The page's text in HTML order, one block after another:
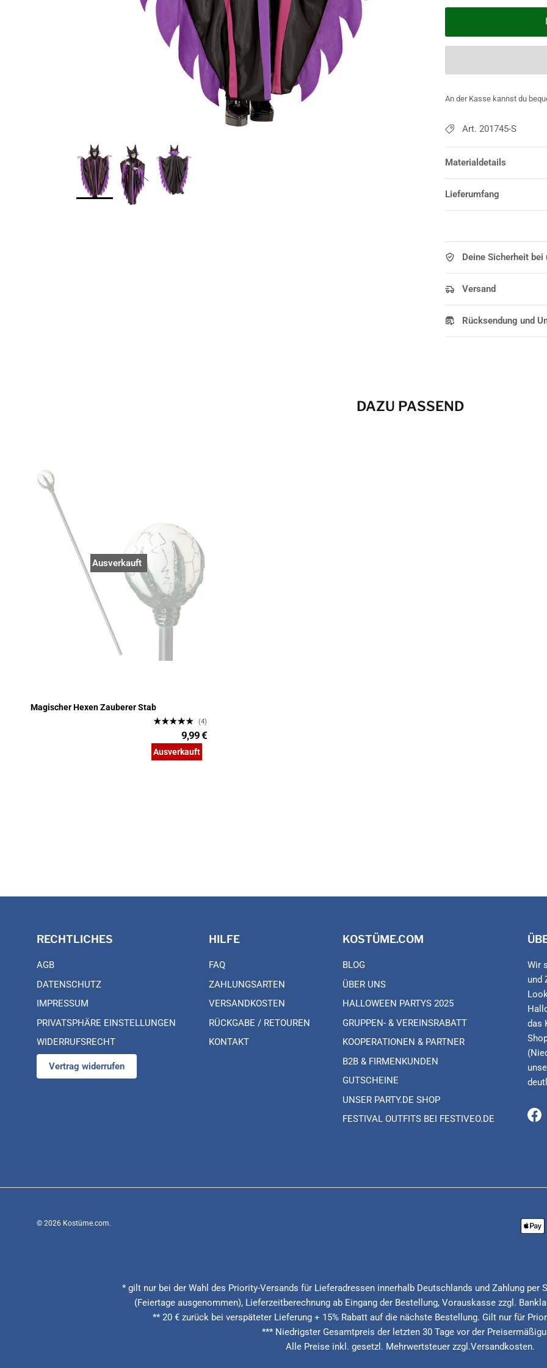
An der Kasse kannst du
Art. 201745-S
Materialdetails
Lieferumfang
Deine Sicherheit bei
Versand
Rücksendung und
DAZU PASSEND
Ausverkauft
Magischer Hexen Zauberer Stab
(4)
9,99 €
Ausverkauft
RECHTLICHES
AGB
DATENSCHUTZ
IMPRESSUM
PRIVATSPHÄRE EINSTELLUNGEN
WIDERRUFSRECHT
Vertrag widerrufen
HILFE
FAQ
ZAHLUNGSARTEN
VERSANDKOSTEN
RÜCKGABE / RETOUREN
KONTAKT
KOSTÜME.COM
BLOG
ÜBER UNS
HALLOWEEN PARTYS 2025
GRUPPEN- & VEREINSRABATT
KOOPERATIONEN & PARTNER
B2B & FIRMENKUNDEN
GUTSCHEINE
UNSER PARTY.DE SHOP
FESTIVAL OUTFITS BEI FESTIVEO.DE
Wir
und
das
© 2026 Kostüme.com.
* gilt nur bei der Wahl des Priority-Versands für Lieferadressen innerhalb Deutschlands und Zahlung per
(Feiertage ausgenommen), Lieferzeitberechnung ab Eingang der Bestellung, Vorauskasse zzgl.
** 20 € zurück bei verspäteter Lieferung + 15% Rabatt auf die nächste Bestellung. Gilt nur für
*** Niedrigster Gesamtpreis der letzten 30 Tage vor der
Alle Preise inkl. gesetzl. Mehrwertsteuer zzgl.Versandkosten.